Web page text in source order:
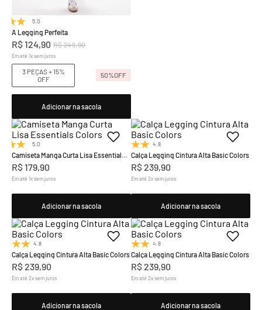
5.0
A Legging Perfeita
R$124,90 R$249,90
Em até1xsem juros
3 PEÇAS + 15%
OFF
50%OFF
Adicionar na sacola
5.0
Camiseta Manga Curta Lisa Essentials
Colors
R$179,90
Em até1xsem juros
Adicionar na sacola
4.8
Calça Legging Cintura Alta Basic Colors
R$239,90
Em até2xsem juros
Adicionar na sacola
4.8
Calça Legging Cintura Alta Basic Colors
R$239,90
Em até2xsem juros
Adicionar na sacola
4.8
Calça Legging Cintura Alta Basic Colors
R$239,90
Em até2xsem juros
Adicionar na sacola